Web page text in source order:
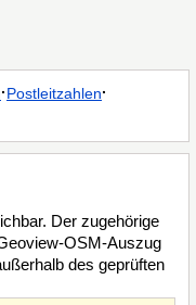
·Postleitzahlen·
Der zugehörige
OSM-Auszug
des geprüften